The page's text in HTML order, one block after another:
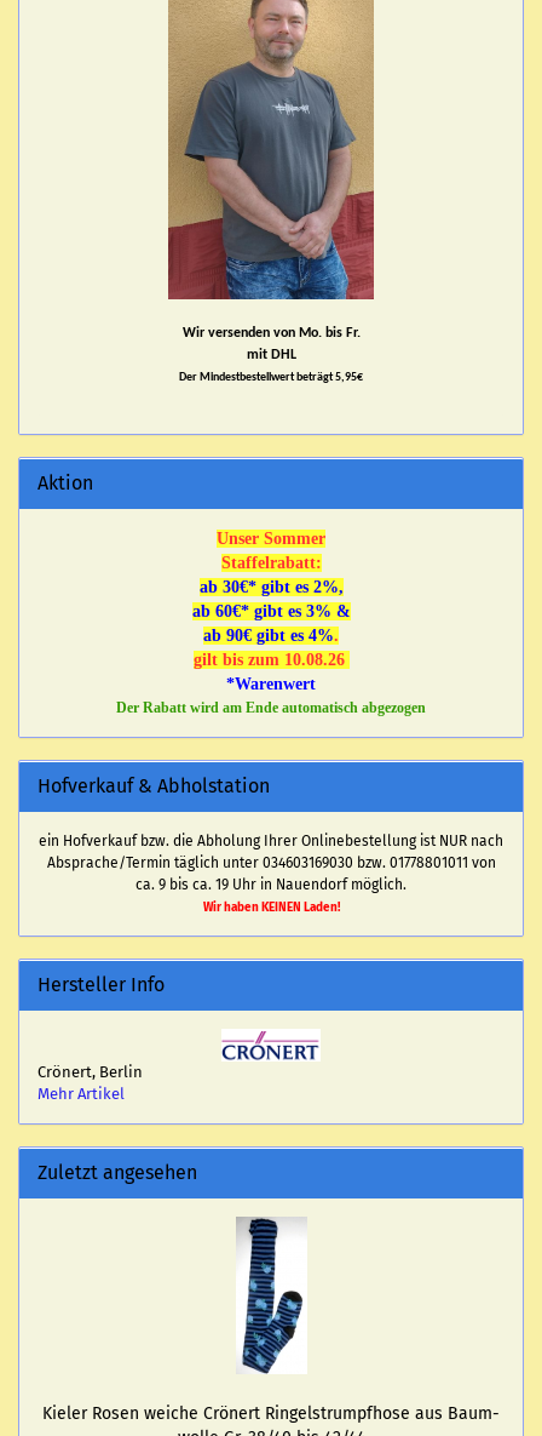
Wir versenden von Mo. bis Fr.
mit DHL
Der Mindestbestellwert beträgt 5,95€
Aktion
Unser Sommer
Staffelrabatt:
ab 30€* gibt es 2%,
ab 60€* gibt es 3% &
ab 90€ gibt es 4%.
gilt bis zum 10.08.26
*Warenwert
Der Rabatt wird am Ende automatisch abgezogen
Hofverkauf & Abholstation
ein Hofverkauf bzw. die Abholung Ihrer Onlinebestellung ist NUR nach
Absprache/Termin täglich unter 034603169030 bzw. 01778801011 von
ca. 9 bis ca. 19 Uhr in Nauendorf möglich.
Wir haben KEINEN Laden!
Hersteller Info
Crönert, Berlin
Mehr Artikel
Zuletzt angesehen
Kie­ler Rosen wei­che Crö­nert Rin­gel­strumpf­ho­se aus Baum­